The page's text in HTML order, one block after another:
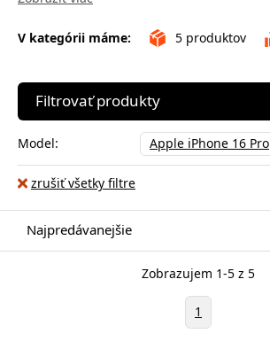
V kategórii máme: 5 produktov
Filtrovať produkty
Model: Apple iPhone 16 Pro
zrušiť všetky filtre
Najpredávanejšie
Zobrazujem 1-5 z 5
1